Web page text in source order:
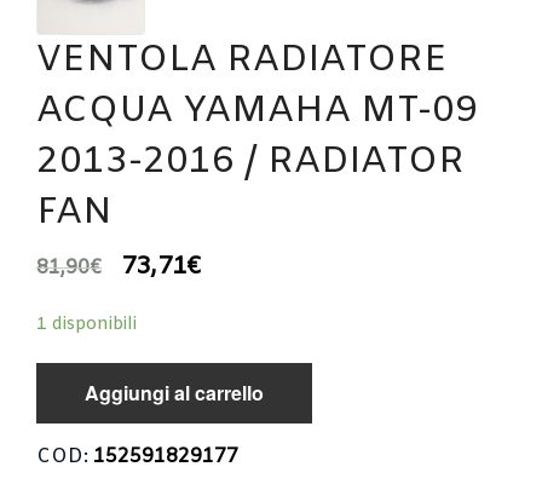
VENTOLA RADIATORE
ACQUA YAMAHA MT-09
2013-2016 / RADIATOR
FAN
81,90€ 73,71€
1 disponibili
Aggiungi al carrello
COD: 152591829177